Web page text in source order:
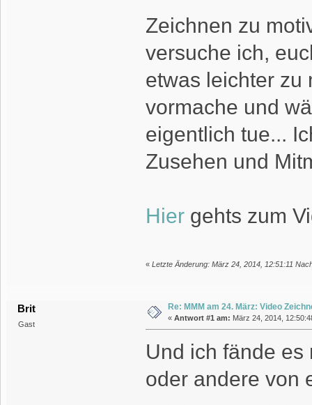
Zeichnen zu
versuche ich,
etwas leichter zu
vormache und
eigentlich tue...
Zusehen und
Hiergehts zum
« Letzte Änderung: März 24, 2014, 12:51:11
Brit
Gast
Re: MMM am 24. März: Video
« Antwort #1 am: März 24, 2014,
Und ich fände
oder andere von